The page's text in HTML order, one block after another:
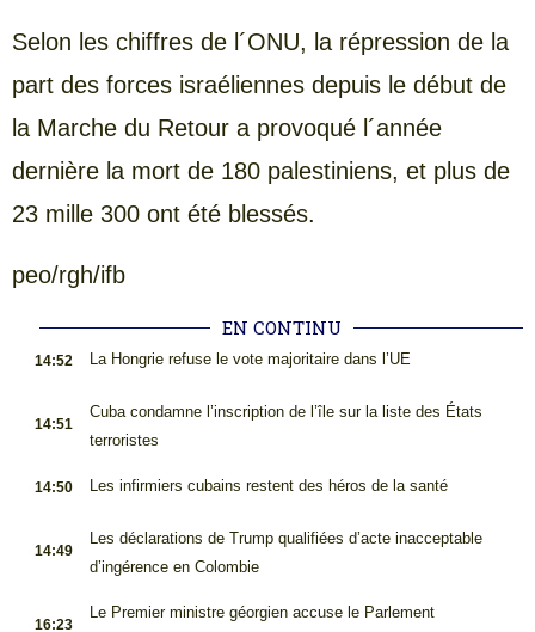
Selon les chiffres de l´ONU, la répression de la
part des forces israéliennes depuis le début de
la Marche du Retour a provoqué l´année
dernière la mort de 180 palestiniens, et plus de
23 mille 300 ont été blessés.
peo/rgh/ifb
EN CONTINU
14:52 La Hongrie refuse le vote majoritaire dans l’UE
14:51
Cuba condamne l’inscription de l’île sur la liste des États
terroristes
14:50 Les infirmiers cubains restent des héros de la santé
14:49
Les déclarations de Trump qualifiées d’acte inacceptable
d’ingérence en Colombie
16:23
Le Premier ministre géorgien accuse le Parlement